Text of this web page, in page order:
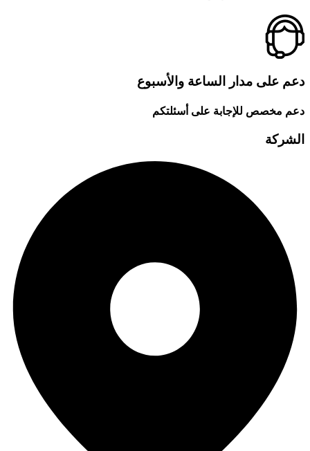
دعم على مدار الساعة والأسبوع
دعم مخصص للإجابة على أسئلتكم
الشركة